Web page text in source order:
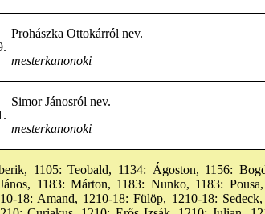
Prohászka Ottokárról nev.
mesterkanonoki
Simor Jánosról nev.
mesterkanonoki
1105: Teobald, 1134: Ágoston, 1156:
1183: Márton, 1183: Nunko, 1183:
18: Amand, 1210-18: Fülöp, 1210-18: